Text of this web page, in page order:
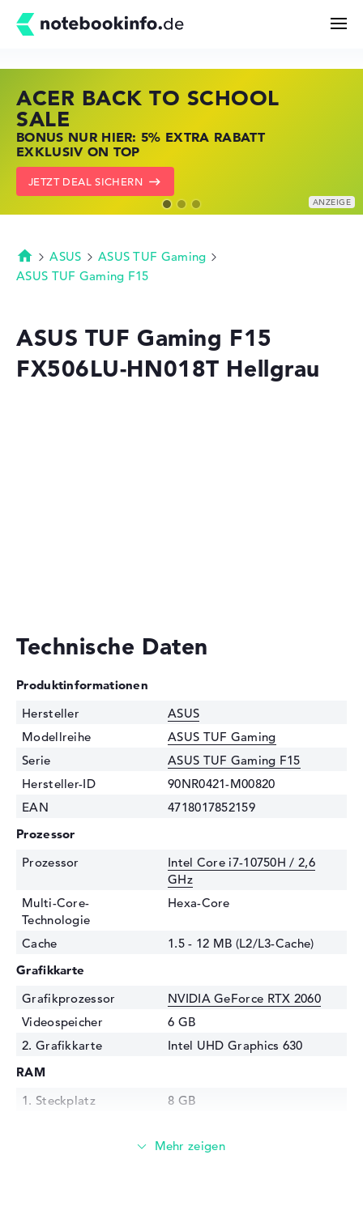
Kaufberatung
Technik & Wissen
Merkzettel
ACER BACK TO SCHOOL
SALE
BONUS NUR HIER: 5% EXTRA RABATT
EXKLUSIV ON TOP
JETZT DEAL SICHERN
HP STORE SSV DEALS
JETZT ZUGREIFEN: NOTEBOOKS BEI HP
KRÄFTIG REDUZIERT
ZU DEN HP ANGEBOTEN
LENOVO LAPTOP DEALS
NOTEBOOKS BEI LENOVO JETZT
KRÄFTIG REDUZIERT
LENOVO DEALS ZEIGEN
Startseite
ASUS
ASUS TUF Gaming
ASUS TUF Gaming F15
ASUS TUF Gaming F15
FX506LU-HN018T Hellgrau
Technische Daten
Produktinformationen
Hersteller
ASUS
Modellreihe
ASUS TUF Gaming
Serie
ASUS TUF Gaming F15
Hersteller-ID
90NR0421-M00820
EAN
4718017852159
Prozessor
Prozessor
Intel Core i7-10750H / 2,6
GHz
Multi-Core-
Technologie
Hexa-Core
Cache
1.5 - 12 MB (L2/L3-Cache)
Grafikkarte
Grafikprozessor
NVIDIA GeForce RTX 2060
Videospeicher
6 GB
2. Grafikkarte
Intel UHD Graphics 630
RAM
1. Steckplatz
8 GB
16 GB